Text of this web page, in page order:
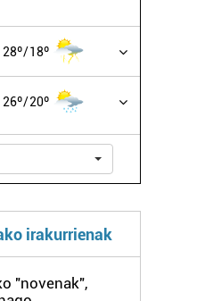
28º 18º
26º 20º
irakurrienak
"novenak",